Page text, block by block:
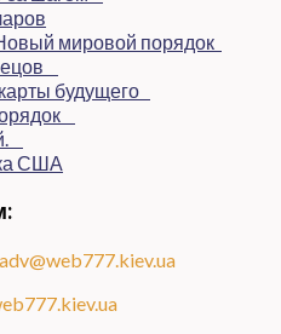
adv@web777.kiev.ua